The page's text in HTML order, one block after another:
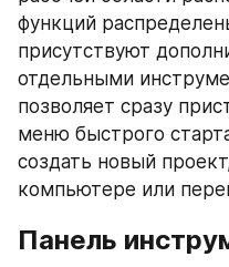
функций
присутствуют
отдельными
позволяет сразу
меню быстрого
создать новый
компьютере или
Панель